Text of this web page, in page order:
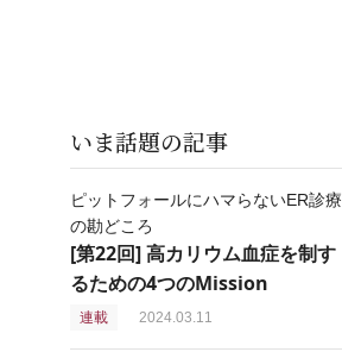
いま話題の記事
ピットフォールにハマらないER診療
の勘どころ
[第22回] 高カリウム血症を制す
るための4つのMission
連載 2024.03.11